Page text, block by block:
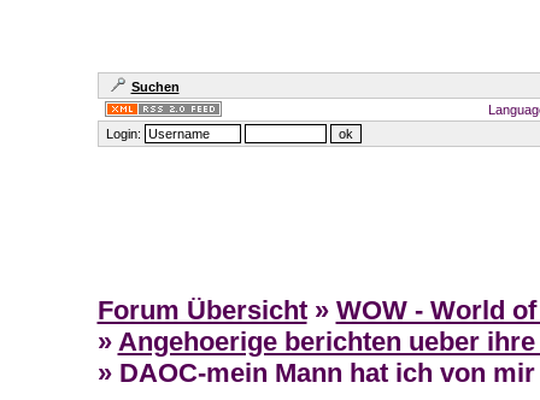
Suchen
Login:
Forum Übersicht » WOW - World
» Angehoerige berichten ueber
» DAOC-mein Mann hat ich von